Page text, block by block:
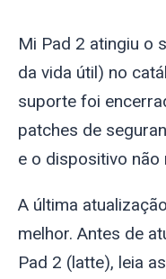
Mi Pad 2 atingiu o
da vida útil) no
suporte foi
patches de
e o dispositivo não
A última
melhor. Antes de
Pad 2 (latte), leia